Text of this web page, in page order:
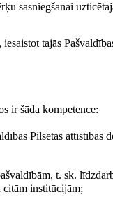
sasniegšanai
tajās
ir šāda kompetence:
Pilsētas attīstības
t. sk.
citām institūcijām;